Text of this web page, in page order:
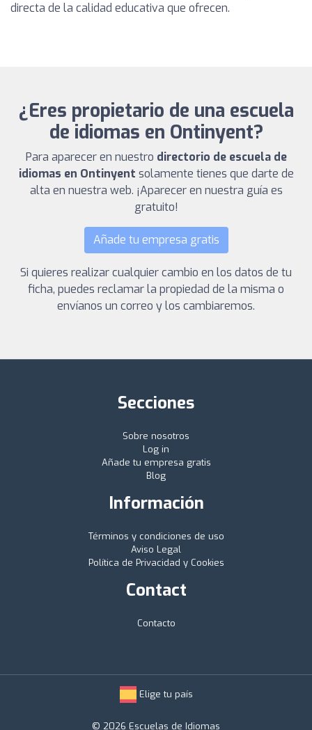
directa de la calidad educativa que ofrecen.
¿Eres propietario de una escuela
de idiomas en Ontinyent?
Para aparecer en nuestro directorio de escuela de
idiomas en Ontinyent solamente tienes que darte de
alta en nuestra web. ¡Aparecer en nuestra guía es
gratuito!
Añade tu empresa gratis
Si quieres realizar cualquier cambio en los datos de tu
ficha, puedes reclamar la propiedad de la misma o
envíanos un correo y los cambiaremos.
Secciones
Sobre nosotros
Log in
Añade tu empresa gratis
Blog
Información
Términos y condiciones de uso
Aviso Legal
Política de Privacidad y Cookies
Contact
Contacto
Elige tu país
© 2026 Escuelas de Idiomas